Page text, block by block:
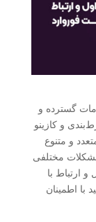
گسترده و
و کازینو
و متنوع
مختلفی
ارتباط با
با اطمینان